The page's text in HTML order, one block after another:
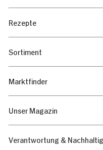
Rezepte
Sortiment
Marktfinder
Unser Magazin
Verantwortung &